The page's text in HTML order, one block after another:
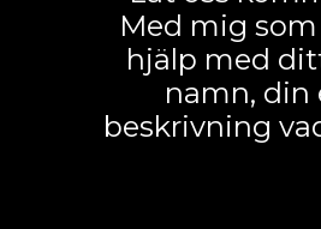
Med mig
hjälp med
namn, din
beskrivning